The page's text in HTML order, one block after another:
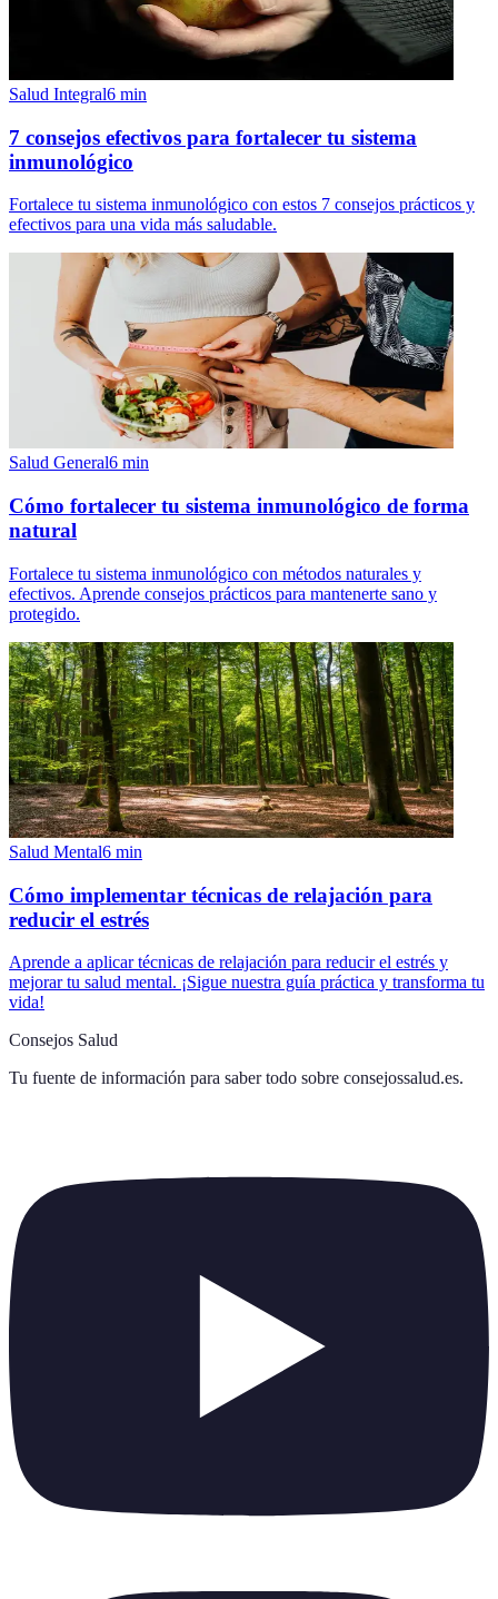
Salud Integral6 min
7 consejos efectivos para fortalecer tu sistema
inmunológico
Fortalece tu sistema inmunológico con estos 7 consejos prácticos y
efectivos para una vida más saludable.
Salud General6 min
Cómo fortalecer tu sistema inmunológico de forma
natural
Fortalece tu sistema inmunológico con métodos naturales y
efectivos. Aprende consejos prácticos para mantenerte sano y
protegido.
Salud Mental6 min
Cómo implementar técnicas de relajación para
reducir el estrés
Aprende a aplicar técnicas de relajación para reducir el estrés y
mejorar tu salud mental. ¡Sigue nuestra guía práctica y transforma tu
vida!
Consejos Salud
Tu fuente de información para saber todo sobre consejossalud.es.